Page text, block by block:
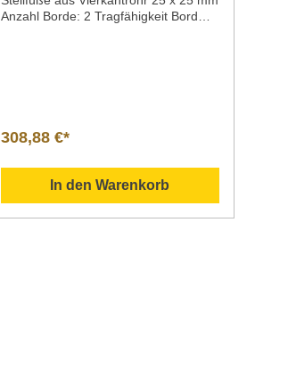
Anzahl Borde: 2 Tragfähigkeit Bord
308,88 €*
In den Warenkorb